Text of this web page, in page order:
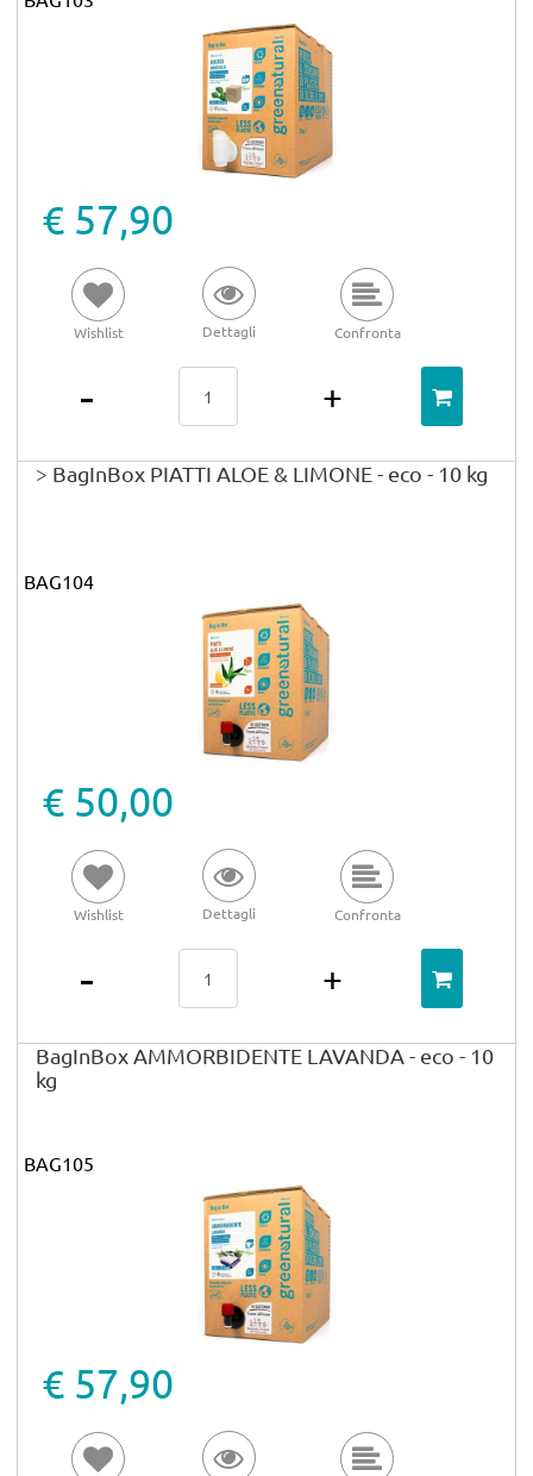
€ 57,90
Wishlist Dettagli Confronta
> BagInBox PIATTI ALOE & LIMONE - eco - 10 kg
BAG104
€ 50,00
Wishlist Dettagli Confronta
BagInBox AMMORBIDENTE LAVANDA - eco - 10
kg
BAG105
€ 57,90